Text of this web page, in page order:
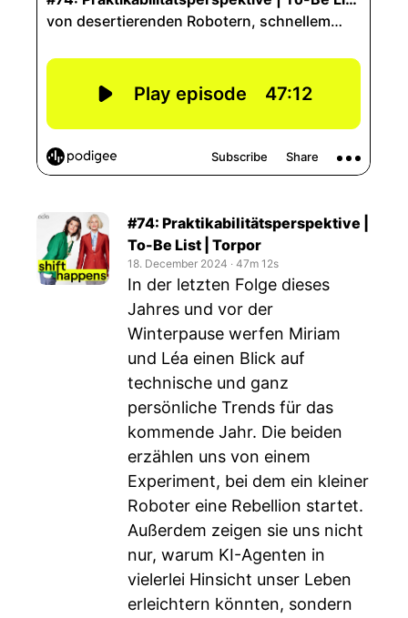
#74: Praktikabilitätsperspektive |
To-Be List | Torpor
18. December 2024 ‧ 47m 12s
In der letzten Folge dieses
Jahres und vor der
Winterpause werfen Miriam
und Léa einen Blick auf
technische und ganz
persönliche Trends für das
kommende Jahr. Die beiden
erzählen uns von einem
Experiment, bei dem ein kleiner
Roboter eine Rebellion startet.
Außerdem zeigen sie uns nicht
nur, warum KI-Agenten in
vielerlei Hinsicht unser Leben
erleichtern könnten, sondern